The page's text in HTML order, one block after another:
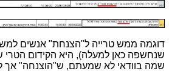
דוגמה ממש טרייה ל"הצנחת" אנשים
שנחשפה כאן למעלה), היא הקידום הטרי
שמה בוודאי לא שמעתם, ש"הוצנחה" אך